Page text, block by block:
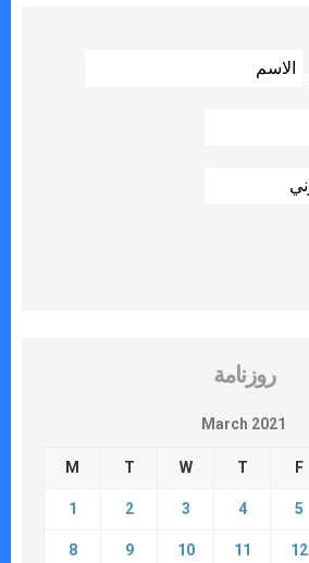
روزنامة
March 2021
M T W T F
1 2 3 4 5
8 9 10 11 12